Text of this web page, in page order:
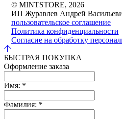
© MINTSTORE, 2026
ИП Журавлев Андрей
пользовательское соглашение
Политика конфиденциальности
Согласие на обработку
БЫСТРАЯ ПОКУПКА
Оформление заказа
Имя: *
Фамилия: *